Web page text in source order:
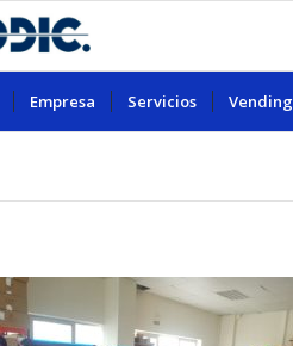
Empresa Servicios Vending